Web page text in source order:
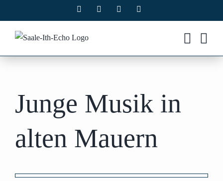
Inhalt
springen
Facebook Instagram
Junge Musik in
alten Mauern